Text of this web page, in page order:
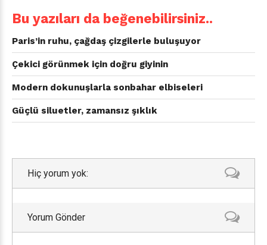
Bu yazıları da beğenebilirsiniz..
Paris’in ruhu, çağdaş çizgilerle buluşuyor
Çekici görünmek için doğru giyinin
Modern dokunuşlarla sonbahar elbiseleri
Güçlü siluetler, zamansız şıklık
Hiç yorum yok:
Yorum Gönder